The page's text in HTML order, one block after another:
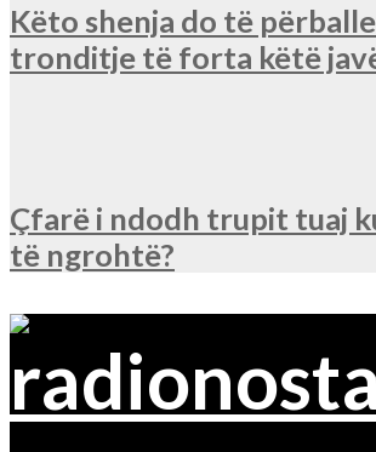
Këto shenja do të
tronditje të forta këtë
Çfarë i ndodh trupit tuaj
të ngrohtë?